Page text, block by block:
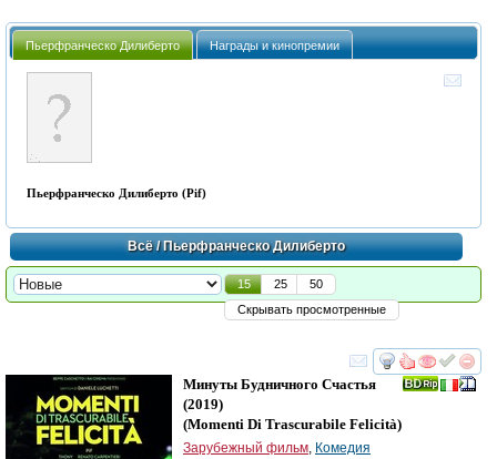
Пьерфранческо Дилиберто Награды и кинопремии
Пьерфранческо Дилиберто (Pif)
Всё/ Пьерфранческо Дилиберто
15 25
50
Скрывать просмотренные
смотреть
Минуты Будничного Счастья
(2019)
(Momenti Di Trascurabile Felicità)
Зарубежный фильм Комедия